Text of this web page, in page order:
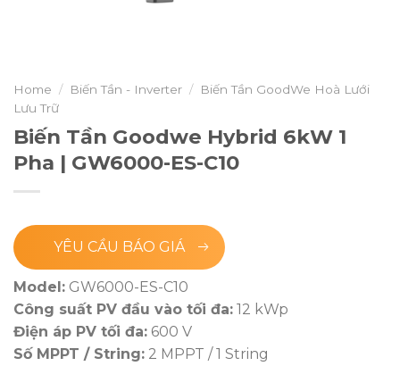
Home / Biến Tần - Inverter /
Biến Tần GoodWe Hoà Lưới
Lưu Trữ
Biến Tần Goodwe Hybrid 6kW 1
Pha | GW6000-ES-C10
YÊU CẦU BÁO GIÁ
Model: GW6000-ES-C10
Công suất PV đầu vào tối đa: 12 kWp
Điện áp PV tối đa: 600 V
Số MPPT / String: 2 MPPT / 1 String